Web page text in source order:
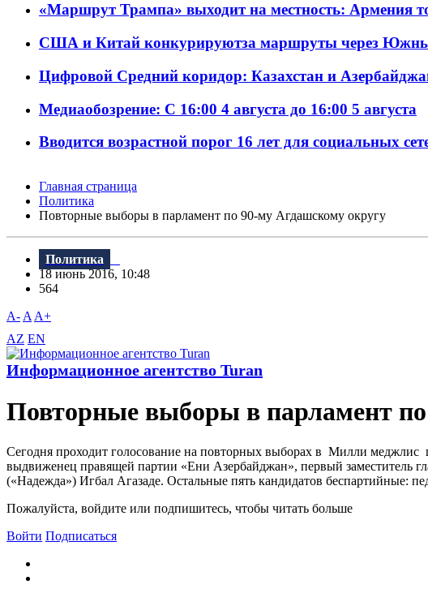
«Маршрут Трампа» выходит на местность: Армения
США и Китай конкурируютза маршруты через
Цифровой Средний коридор: Казахстан и
Медиаобозрение: С 16:00 4 августа до 16:00 5 августа
Вводится возрастной порог 16 лет для социальных
Главная страница
Политика
Повторные выборы в парламент по 90-му Агдашскому округу
Политика
18 июнь 2016, 10:48
564
A- A A+
AZ EN
Информационное агентство Turan
Повторные выборы в парламент
Сегодня проходит голосование на повторных выборах в Милли меджлис
выдвиженец правящей партии «Ени Азербайджан», первый заместитель
(«Надежда») Игбал Агазаде. Остальные пять кандидатов беспартийные:
Пожалуйста, войдите или подпишитесь, чтобы читать больше
Войти Подписаться